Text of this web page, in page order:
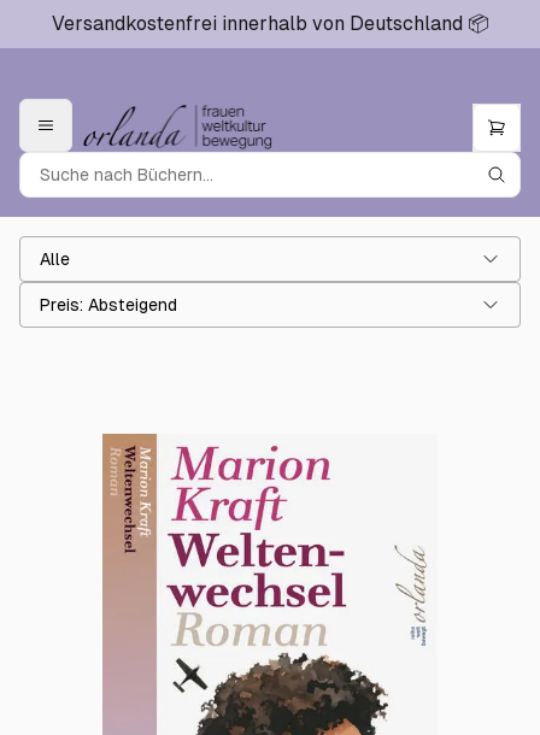
Versandkostenfrei innerhalb von Deutschland 📦
Alle
Zulassen €29.00
Preis: Absteigend